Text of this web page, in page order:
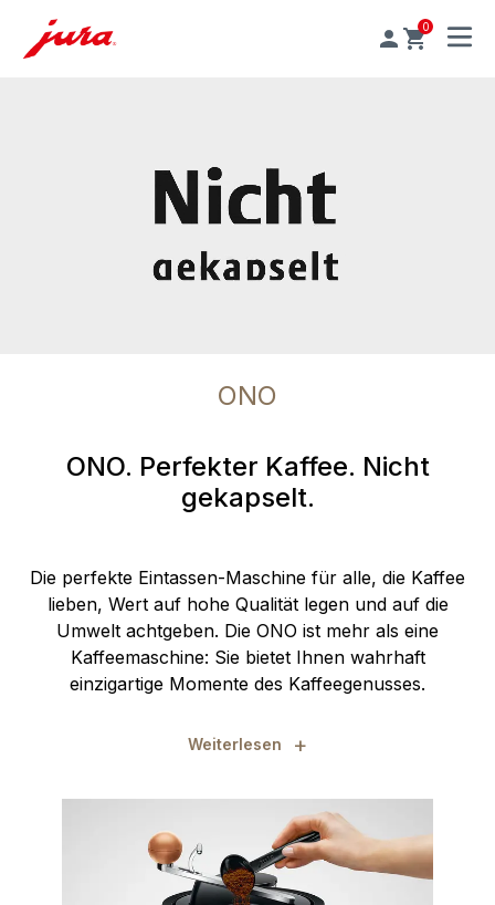
0
MENU
ONO
ONO. Perfekter Kaffee. Nicht
gekapselt.
Die perfekte Eintassen-Maschine für alle, die Kaffee
lieben, Wert auf hohe Qualität legen und auf die
Umwelt achtgeben. Die ONO ist mehr als eine
Kaffeemaschine: Sie bietet Ihnen wahrhaft
einzigartige Momente des Kaffeegenusses.
Weiterlesen +